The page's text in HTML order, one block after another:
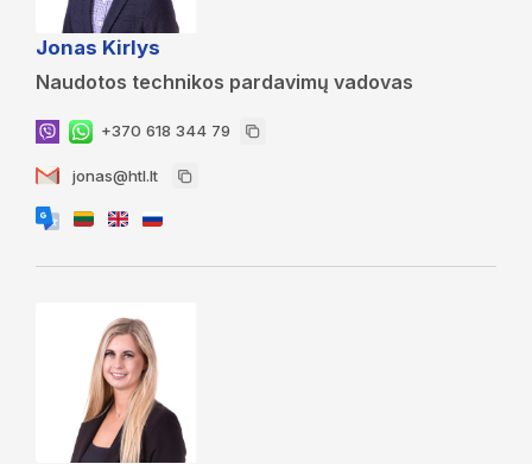
Jonas Kirlys
Naudotos technikos pardavimų vadovas
+370 618 344 79
jonas@htl.lt